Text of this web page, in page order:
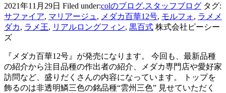
2021年11月29日 Filed under:colのブログ,スタッフブログ タグ:
サファイア, マリアージュ , メダカ百華12号, モルフォ, ラメメ
ダカ, ラメ王, リアルロングフィン, 黒百式 株式会社ピーシー
ズ
『メダカ百華12号』が発売になります。 今回も、最新品種
の紹介から注目品種の作出者の紹介、メダカ専門店や愛好家
訪問など、盛りだくさんの内容になっています。 トップを
飾るのは非透明鱗三色の銘品種“雲州三色” 見せていただく